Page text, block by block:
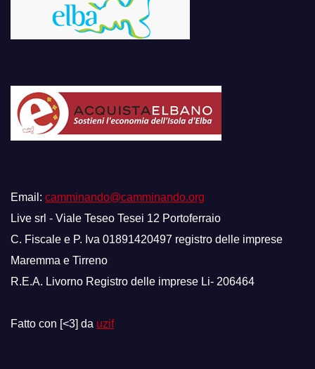
Email: camminando@camminando.org
Live srl - Viale Teseo Tesei 12 Portoferraio
C. Fiscale e P. Iva 01891420497 registro delle imprese
Maremma e Tirreno
R.E.A. Livorno Registro delle imprese Li- 206464
Fatto con [<3] da uzif